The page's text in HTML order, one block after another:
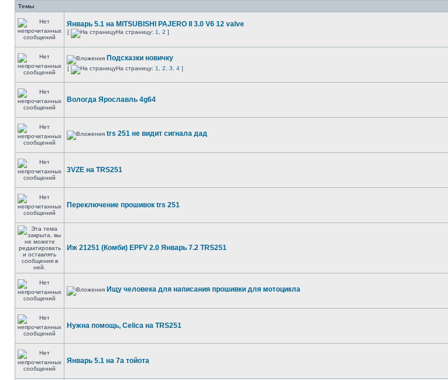
Темы
Январь 5.1 на MITSUBISHI PAJERO II 3.0 V6 12 valve
[ На страницу: 1 2 ]
Подсказки новичку
[ На страницу: 1 2 3 4 ]
Вологда Ярославль 4g64
trs 251 не видит сигнала дад
3VZE на TRS251
Переключение прошивок trs 251
Иж 21251 (Комби) EPFV 2.0 Январь 7.2 TRS251
Ищу человека для написания прошивки для мотоцикла
Нужна помощь, Celica на TRS251
Январь 5.1 на 7а тойота